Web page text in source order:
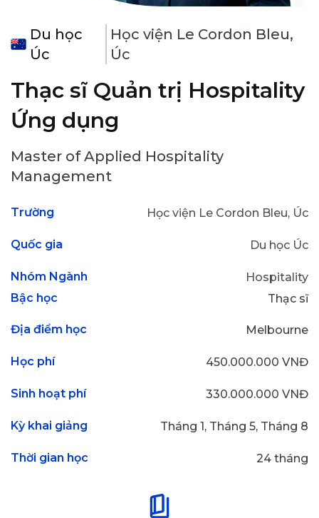
Du học
Úc
Học viện Le Cordon Bleu,
Úc
Thạc sĩ Quản trị Hospitality
Ứng dụng
Master of Applied Hospitality
Management
Trường Học viện Le Cordon Bleu, Úc
Quốc gia Du học Úc
Nhóm Ngành
Hospitality
Bậc học
Thạc sĩ
Địa điểm học Melbourne
Học phí 450.000.000 VNĐ
Sinh hoạt phí 330.000.000 VNĐ
Kỳ khai giảng Tháng 1, Tháng 5, Tháng 8
Thời gian học 24 tháng